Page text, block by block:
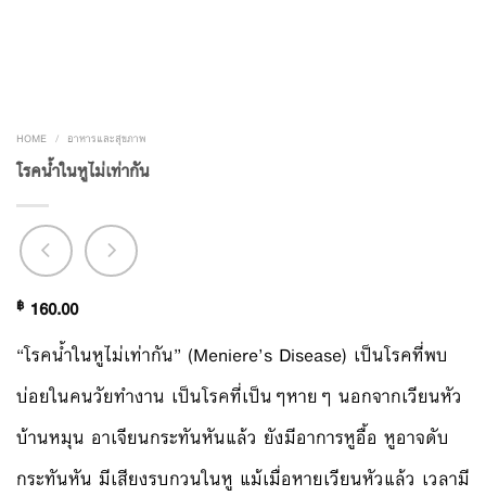
HOME / อาหารและสุขภาพ
โรคน้ำในหูไม่เท่ากัน
฿ 160.00
“โรคน้ำในหูไม่เท่ากัน” (Meniere’s Disease) เป็นโรคที่พบ
บ่อยในคนวัยทำงาน เป็นโรคที่เป็นๆหายๆ นอกจากเวียนหัว
บ้านหมุน อาเจียนกระทันหันแล้ว ยังมีอาการหูอื้อ หูอาจดับ
กระทันหัน มีเสียงรบกวนในหู แม้เมื่อหายเวียนหัวแล้ว เวลามี